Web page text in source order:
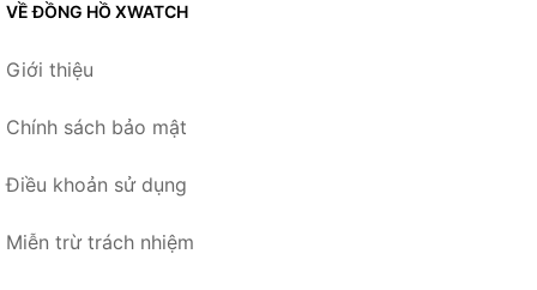
VỀ ĐỒNG HỒ XWATCH
Giới thiệu
Chính sách bảo mật
Điều khoản sử dụng
Miễn trừ trách nhiệm